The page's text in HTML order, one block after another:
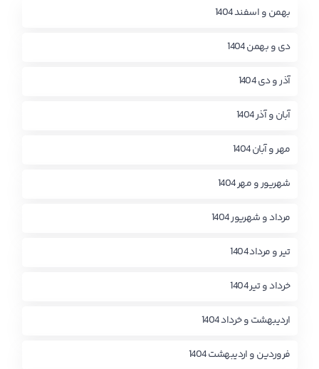
بهمن و اسفند 1404
دی و بهمن 1404
آذر و دی 1404
آبان و آذر 1404
مهر و آبان 1404
شهریور و مهر 1404
مرداد و شهریور 1404
تیر و مرداد 1404
خرداد و تیر 1404
اردیبهشت و خرداد 1404
فروردین و اردیبهشت 1404